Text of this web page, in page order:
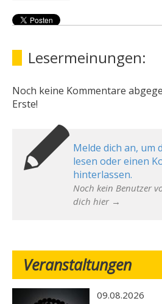
Lesermeinungen:
Noch keine Kommentare
Erste!
Melde dich an, um
lesen oder einen
hinterlassen.
Noch kein Benutzer
dich hier →
Veranstaltungen
09.08.2026